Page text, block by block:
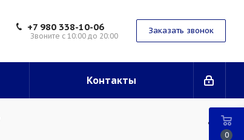
+7 980 338-10-06
Звоните с 10:00 до 20:00
Заказать звонок
Контакты
0